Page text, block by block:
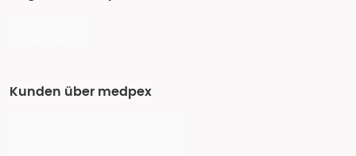
Kunden über medpex